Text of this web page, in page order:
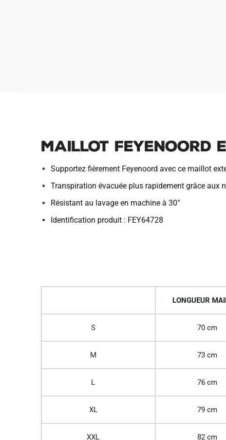
Maillot Feyenoord
Supportez fièrement Feyenoord avec ce maillot
Transpiration évacuée plus rapidement grâce aux
Résistant au lavage en machine à 30°
Identification produit : FEY64728
LONGUEUR
S 70 cm
M 73 cm
L 76 cm
XL 79 cm
XXL 82 cm